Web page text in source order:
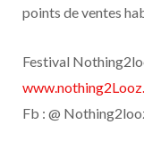
points de ventes
Festival
Fb : @